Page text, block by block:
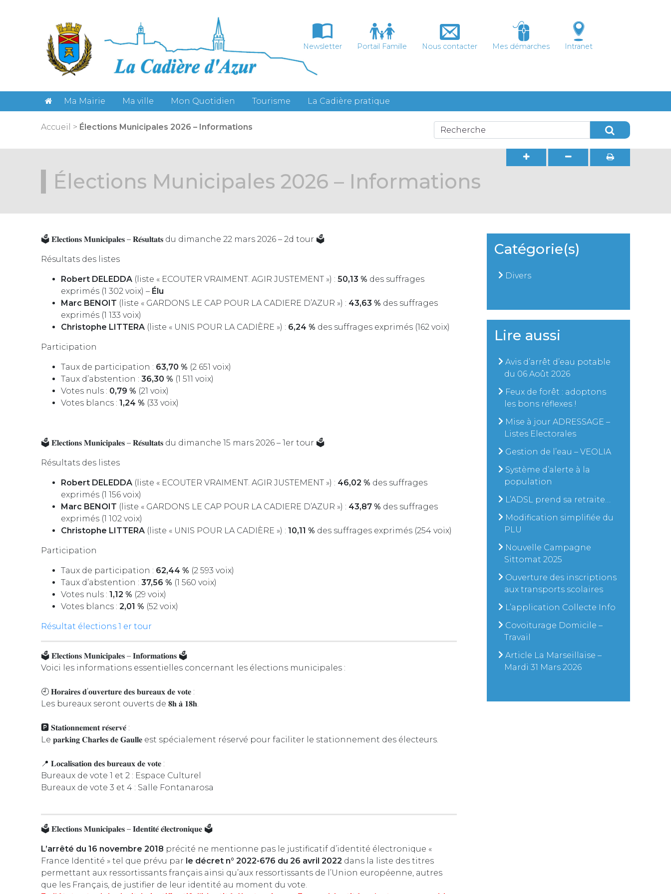
Newsletter Portail Famille Nous contacter Mes démarches Intranet
Ma Mairie Ma ville Mon Quotidien Tourisme La Cadière pratique
Accueil > Élections Municipales 2026 – Informations
Élections Municipales 2026 – Informations
🗳️ 𝐄́𝐥𝐞𝐜𝐭𝐢𝐨𝐧𝐬 𝐌𝐮𝐧𝐢𝐜𝐢𝐩𝐚𝐥𝐞𝐬 – 𝐑𝐞́𝐬𝐮𝐥𝐭𝐚𝐭𝐬 du dimanche 22 mars 2026 – 2d tour 🗳️
Résultats des listes
Robert DELEDDA (liste « ECOUTER VRAIMENT. AGIR JUSTEMENT ») : 50,13 % des suffrages
exprimés (1 302 voix) – Élu
Marc BENOIT (liste « GARDONS LE CAP POUR LA CADIERE D’AZUR ») : 43,63 % des suffrages
exprimés (1 133 voix)
Christophe LITTERA (liste « UNIS POUR LA CADIÈRE ») : 6,24 % des suffrages exprimés (162 voix)
Participation
Taux de participation : 63,70 % (2 651 voix)
Taux d’abstention : 36,30 % (1 511 voix)
Votes nuls : 0,79 % (21 voix)
Votes blancs : 1,24 % (33 voix)
🗳️ 𝐄́𝐥𝐞𝐜𝐭𝐢𝐨𝐧𝐬 𝐌𝐮𝐧𝐢𝐜𝐢𝐩𝐚𝐥𝐞𝐬 – 𝐑𝐞́𝐬𝐮𝐥𝐭𝐚𝐭𝐬 du dimanche 15 mars 2026 – 1er tour 🗳️
Résultats des listes
Robert DELEDDA (liste « ECOUTER VRAIMENT. AGIR JUSTEMENT ») : 46,02 % des suffrages
exprimés (1 156 voix)
Marc BENOIT (liste « GARDONS LE CAP POUR LA CADIERE D’AZUR ») : 43,87 % des suffrages
exprimés (1 102 voix)
Christophe LITTERA (liste « UNIS POUR LA CADIÈRE ») : 10,11 % des suffrages exprimés (254 voix)
Participation
Taux de participation : 62,44 % (2 593 voix)
Taux d’abstention : 37,56 % (1 560 voix)
Votes nuls : 1,12 % (29 voix)
Votes blancs : 2,01 % (52 voix)
Résultat élections 1 er tour
🗳️ 𝐄́𝐥𝐞𝐜𝐭𝐢𝐨𝐧𝐬 𝐌𝐮𝐧𝐢𝐜𝐢𝐩𝐚𝐥𝐞𝐬 – 𝐈𝐧𝐟𝐨𝐫𝐦𝐚𝐭𝐢𝐨𝐧𝐬 🗳️
Voici les informations essentielles concernant les élections municipales :
🕘 𝐇𝐨𝐫𝐚𝐢𝐫𝐞𝐬 𝐝’𝐨𝐮𝐯𝐞𝐫𝐭𝐮𝐫𝐞 𝐝𝐞𝐬 𝐛𝐮𝐫𝐞𝐚𝐮𝐱 𝐝𝐞 𝐯𝐨𝐭𝐞 :
Les bureaux seront ouverts de 𝟖𝐡 𝐚̀ 𝟏𝟖𝐡.
🅿️ 𝐒𝐭𝐚𝐭𝐢𝐨𝐧𝐧𝐞𝐦𝐞𝐧𝐭 𝐫𝐞́𝐬𝐞𝐫𝐯𝐞́ :
Le 𝐩𝐚𝐫𝐤𝐢𝐧𝐠 𝐂𝐡𝐚𝐫𝐥𝐞𝐬 𝐝𝐞 𝐆𝐚𝐮𝐥𝐥𝐞 est spécialement réservé pour faciliter le stationnement des électeurs.
📍 𝐋𝐨𝐜𝐚𝐥𝐢𝐬𝐚𝐭𝐢𝐨𝐧 𝐝𝐞𝐬 𝐛𝐮𝐫𝐞𝐚𝐮𝐱 𝐝𝐞 𝐯𝐨𝐭𝐞 :
Bureaux de vote 1 et 2 : Espace Culturel
Bureaux de vote 3 et 4 : Salle Fontanarosa
🗳️ 𝐄́𝐥𝐞𝐜𝐭𝐢𝐨𝐧𝐬 𝐌𝐮𝐧𝐢𝐜𝐢𝐩𝐚𝐥𝐞𝐬 – 𝐈𝐝𝐞𝐧𝐭𝐢𝐭𝐞́ 𝐞́𝐥𝐞𝐜𝐭𝐫𝐨𝐧𝐢𝐪𝐮𝐞 🗳️
L’arrêté du 16 novembre 2018 précité ne mentionne pas le justificatif d’identité électronique «
France Identité » tel que prévu par le décret n° 2022-676 du 26 avril 2022 dans la liste des titres
permettant aux ressortissants français ainsi qu’aux ressortissants de l’Union européenne, autres
que les Français, de justifier de leur identité au moment du vote.
Catégorie(s)
Divers
Lire aussi
Avis d’arrêt d’eau potable
du 06 Août 2026
Feux de forêt : adoptons
les bons réflexes !
Mise à jour ADRESSAGE –
Listes Electorales
Gestion de l’eau – VEOLIA
Système d’alerte à la
population
L’ADSL prend sa retraite…
Modification simplifiée du
PLU
Nouvelle Campagne
Sittomat 2025
Ouverture des inscriptions
aux transports scolaires
L’application Collecte Info
Covoiturage Domicile –
Travail
Article La Marseillaise –
Mardi 31 Mars 2026